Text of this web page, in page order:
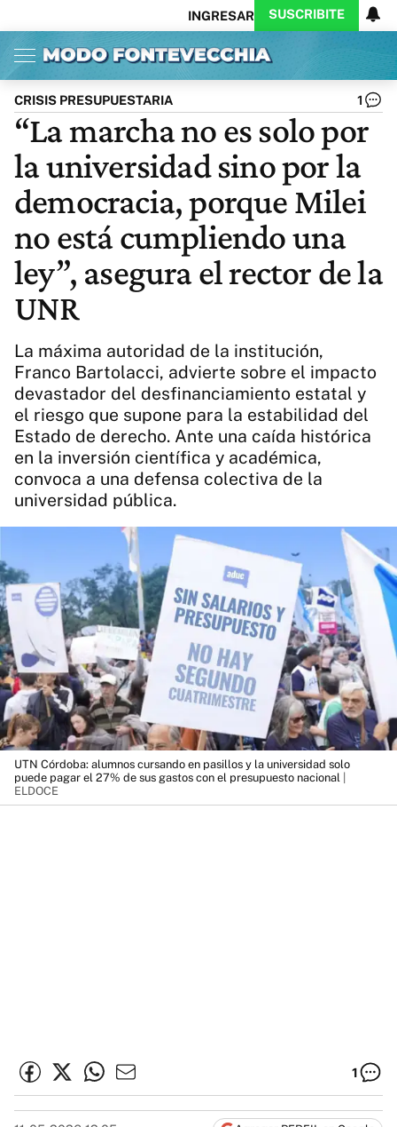
INGRESAR SUSCRIBITE
Inicio Ahora
Opinión
Política
Ciencia
Protagonistas
Cultura
Arte
Educación
Internacional
Clima
Deportes
CARAS
Exitoina
Turismo
Videos
Córdoba
Reperfilar
Business
Noticias
Caras
Exitoina
Gaming
Diario del Juicio
Actualidad
CRISIS PRESUPUESTARIA 1
“La marcha no es solo por
la universidad sino por la
democracia, porque Milei
no está cumpliendo una
ley”, asegura el rector de la
UNR
La máxima autoridad de la institución,
Franco Bartolacci, advierte sobre el impacto
devastador del desfinanciamiento estatal y
el riesgo que supone para la estabilidad del
Estado de derecho. Ante una caída histórica
en la inversión científica y académica,
convoca a una defensa colectiva de la
universidad pública.
UTN Córdoba: alumnos cursando en pasillos y la universidad solo
puede pagar el 27% de sus gastos con el presupuesto nacional |
ELDOCE
1